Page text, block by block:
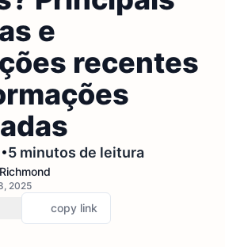
e
recentes
•5 minutos de leitura
2025
copy link